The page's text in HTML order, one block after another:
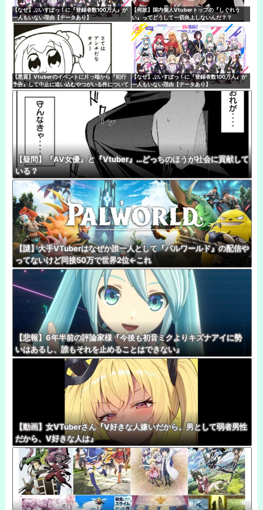
【なぜ】ぶいすぽっ！に『登録者数100万人』が
一人もいない理由【データあり】
【何故】国内個人Vtuberトップの『しぐれう
い』ってどうして一切炎上しないんだ？？
【悪質】Vtuberのイベントに片っ端から『犯行
予告』して中止に追い込むやつがいる件について
【なぜ】ぶいすぽっ！に『登録者数100万人』が
一人もいない理由【データあり】
【疑問】『AV女優』と『Vtuber』…どっちのほうが社会に貢献して
いる？
【謎】大手VTuberはなぜか誰一人として『パルワールド』の配信や
ってないけど同接50万で世界2位←これ
【悲報】6年半前の評論家様『今後も初音ミクよりキズナアイに勢
いはあるし、誰もそれを止めることはできない』
【動画】女VTuberさん『V好きな人嫌いだから。男として弱者男性
だから、V好きな人は』